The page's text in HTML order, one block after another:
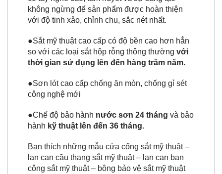
không ngừng để sản phẩm được hoàn thiện
với độ tinh xảo, chỉnh chu, sắc nét nhất.
●Sắt mỹ thuật cao cấp có độ bền cao hơn hẳn
so với các loại sắt hộp rỗng thông thường với
thời gian sử dụng lên đến hàng trăm năm.
●Sơn lót cao cấp chống ăn mòn, chống gỉ sét
công nghệ mới
●Chế độ bảo hành nước sơn 24 tháng và bảo
hành kỹ thuật lên đến 36 tháng.
Bạn thích những mẫu cửa cổng sắt mỹ thuật –
lan can cầu thang sắt mỹ thuật – lan can ban
công sắt mỹ thuật – bông bảo vệ sắt mỹ thuật